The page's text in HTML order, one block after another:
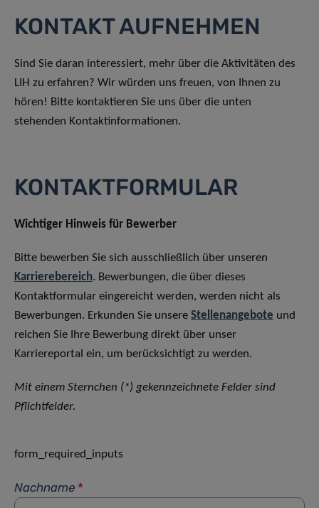
KONTAKT AUFNEHMEN
Sind Sie daran interessiert, mehr über die Aktivitäten des
LIH zu erfahren? Wir würden uns freuen, von Ihnen zu
hören! Bitte kontaktieren Sie uns über die unten
stehenden Kontaktinformationen.
KONTAKTFORMULAR
Wichtiger Hinweis für Bewerber
Bitte bewerben Sie sich ausschließlich über unseren
Karrierebereich. Bewerbungen, die über dieses
Kontaktformular eingereicht werden, werden nicht als
Bewerbungen. Erkunden Sie unsere Stellenangebote und
reichen Sie Ihre Bewerbung direkt über unser
Karriereportal ein, um berücksichtigt zu werden.
Mit einem Sternchen (*) gekennzeichnete Felder sind
Pflichtfelder.
form_required_inputs
Nachname *